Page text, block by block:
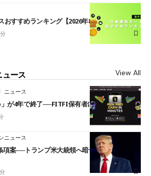
おすすめランキング【2026年8月最新】
ュース View All
ニュース
が4年で終了──FITFI保有者に対応呼びかけ
ニュース
案──トランプ米大統領へ暗号資産事業の売却